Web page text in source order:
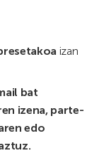
izan
bat
izena, parte-
edo